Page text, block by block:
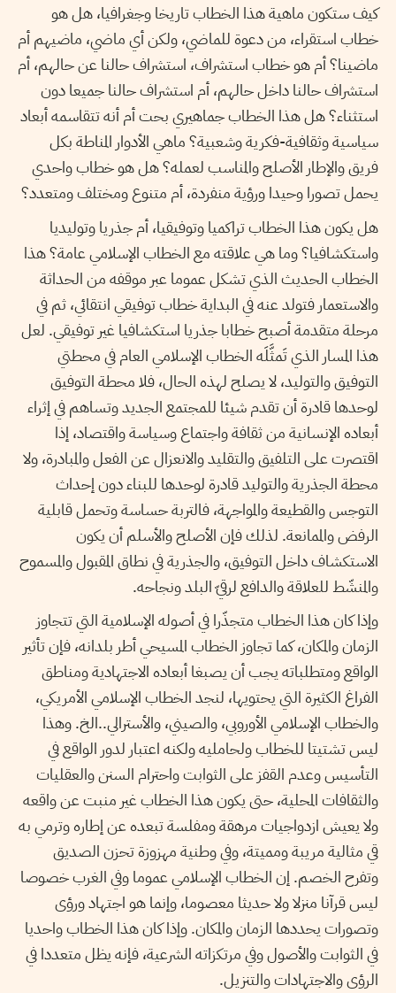
كيف ستكون ماهية هذا الخطاب تاريخا وجغرافيا، هل هو
خطاب استقراء، من دعوة للماضي، ولكن أي ماضي، ماضيهم أم
ماضينا؟ أم هو خطاب استشراف، استشراف حالنا عن حالهم، أم
استشراف حالنا داخل حالهم، أم استشراف حالنا جميعا دون
استثناء؟ هل هذا الخطاب جماهيري بحت أم أنه تتقاسمه أبعاد
سياسية وثقافية-فكرية وشعبية؟ ماهي الأدوار المناطة بكل
فريق والإطار الأصلح والمناسب لعمله؟ هل هو خطاب واحدي
يحمل تصورا وحيدا ورؤية منفردة، أم متنوع ومختلف ومتعدد؟
هل يكون هذا الخطاب تراكميا وتوفيقيا، أم جذريا وتوليديا
واستكشافيا؟ وما هي علاقته مع الخطاب الإسلامي عامة؟ هذا
الخطاب الحديث الذي تشكل عموما عبر موقفه من الحداثة
والاستعمار فتولد عنه في البداية خطاب توفيقي انتقائي، ثم في
مرحلة متقدمة أصبح خطابا جذريا استكشافيا غير توفيقي. لعل
هذا المسار الذي تَمثَّلَه الخطاب الإسلامي العام في محطتي
التوفيق والتوليد، لا يصلح لهذه الحال، فلا محطة التوفيق
لوحدها قادرة أن تقدم شيئا للمجتمع الجديد وتساهم في إثراء
أبعاده الإنسانية من ثقافة واجتماع وسياسة واقتصاد، إذا
اقتصرت على التلفيق والتقليد والانعزال عن الفعل والمبادرة، ولا
محطة الجذرية والتوليد قادرة لوحدها للبناء دون إحداث
التوجس والقطيعة والمواجهة، فالتربة حساسة وتحمل قابلية
الرفض والممانعة. لذلك فإن الأصلح والأسلم أن يكون
الاستكشاف داخل التوفيق، والجذرية في نطاق المقبول والمسموح
والمنشّط للعلاقة والدافع لرقيّ البلد ونجاحه.
وإذا كان هذا الخطاب متجذّرا في أصوله الإسلامية التي تتجاوز
الزمان والمكان، كما تجاوز الخطاب المسيحي أطر بلدانه، فإن تأثير
الواقع ومتطلباته يجب أن يصبغا أبعاده الاجتهادية ومناطق
الفراغ الكثيرة التي يحتويها، لنجد الخطاب الإسلامي الأمريكي،
والخطاب الإسلامي الأوروبي، والصيني، والأسترالي..الخ. وهذا
ليس تشتيتا للخطاب ولحامليه ولكنه اعتبار لدور الواقع في
التأسيس وعدم القفز على الثوابت واحترام السنن والعقليات
والثقافات المحلية، حتى يكون هذا الخطاب غير منبت عن واقعه
ولا يعيش ازدواجيات مرهقة ومفلسة تبعده عن إطاره وترمي به
قي مثالية مريبة ومميتة، وفي وطنية مهزوزة تحزن الصديق
وتفرح الخصم. إن الخطاب الإسلامي عموما وفي الغرب خصوصا
ليس قرآنا منزلا ولا حديثا معصوما، وإنما هو اجتهاد ورؤى
وتصورات يحددها الزمان والمكان. وإذا كان هذا الخطاب واحديا
في الثوابت والأصول وفي مرتكزاته الشرعية، فإنه يظل متعددا في
الرؤى والاجتهادات والتنزيل.